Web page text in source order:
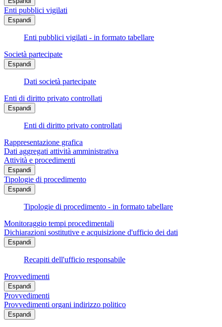
Enti pubblici vigilati
Espandi
Enti pubblici vigilati - in formato tabellare
Società partecipate
Espandi
Dati società partecipate
Enti di diritto privato controllati
Espandi
Enti di diritto privato controllati
Rappresentazione grafica
Dati aggregati attività amministrativa
Attività e procedimenti
Espandi
Tipologie di procedimento
Espandi
Tipologie di procedimento - in formato tabellare
Monitoraggio tempi procedimentali
Dichiarazioni sostitutive e acquisizione d'ufficio dei dati
Espandi
Recapiti dell'ufficio responsabile
Provvedimenti
Espandi
Provvedimenti
Provvedimenti organi indirizzo politico
Espandi